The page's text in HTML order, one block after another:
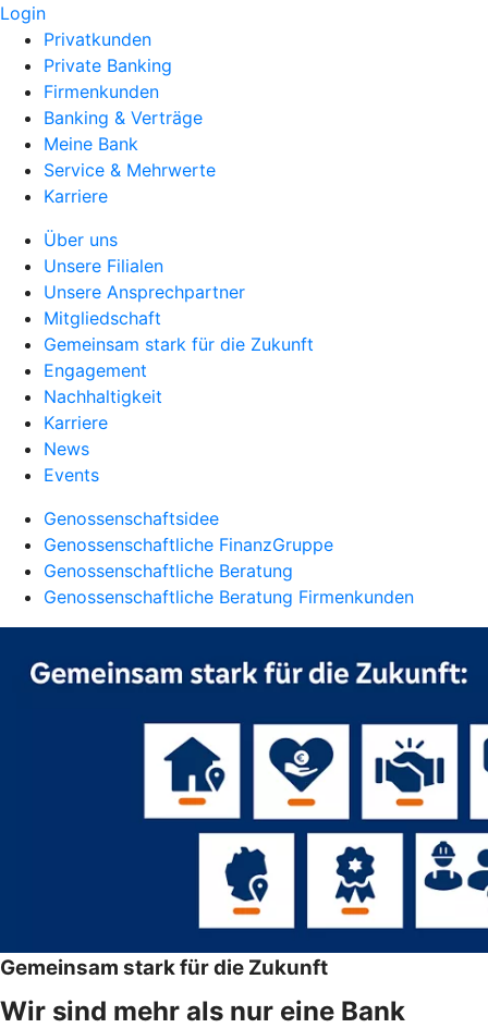
Login
Privatkunden
Private Banking
Firmenkunden
Banking & Verträge
Meine Bank
Service & Mehrwerte
Karriere
Über uns
Unsere Filialen
Unsere Ansprechpartner
Mitgliedschaft
Gemeinsam stark für die Zukunft
Engagement
Nachhaltigkeit
Karriere
News
Events
Genossenschaftsidee
Genossenschaftliche FinanzGruppe
Genossenschaftliche Beratung
Genossenschaftliche Beratung Firmenkunden
Gemeinsam stark für die Zukunft
Wir sind mehr als nur eine Bank